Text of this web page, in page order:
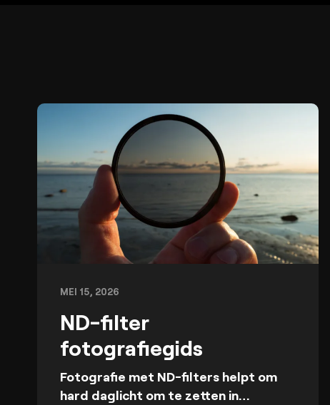
MEI 15, 2026
ND-filter
fotografiegids
Fotografie met ND-filters helpt om
hard daglicht om te zetten in